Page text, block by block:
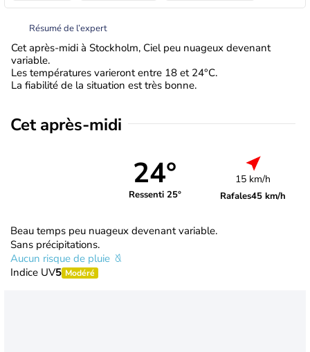
Résumé de l’expert
Cet après-midi à Stockholm, Ciel peu nuageux devenant
variable.
Les températures varieront entre 18 et 24°C.
La fiabilité de la situation est très bonne.
Cet après-midi
24°
Ressenti 25°
15 km/h
Rafales45 km/h
Beau temps peu nuageux devenant variable.
Sans précipitations.
Aucun risque de pluie
Indice UV5 Modéré